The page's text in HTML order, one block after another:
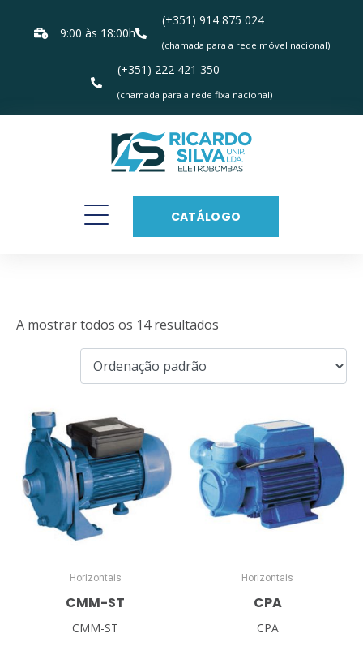
9:00 às 18:00h
(+351) 914 875 024
(chamada para a rede móvel nacional)
(+351) 222 421 350
(chamada para a rede fixa nacional)
CATÁLOGO
A mostrar todos os 14 resultados
Horizontais
CMM-ST
CMM-ST
Horizontais
CPA
CPA